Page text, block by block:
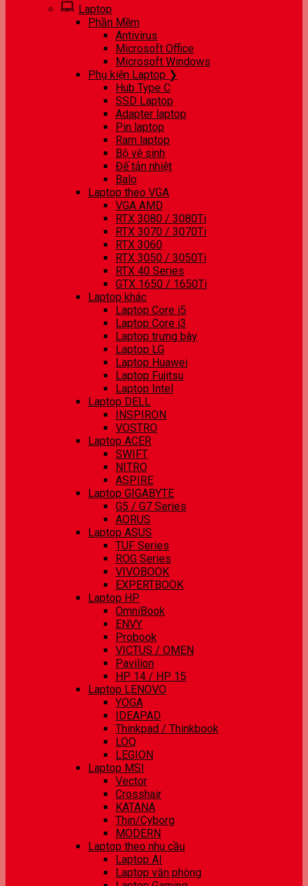
Laptop
Phần Mềm
Antivirus
Microsoft Office
Microsoft Windows
Phụ kiện Laptop ❯
Hub Type C
SSD Laptop
Adapter laptop
Pin laptop
Ram laptop
Bộ vệ sinh
Đế tản nhiệt
Balo
Laptop theo VGA
VGA AMD
RTX 3080 / 3080Ti
RTX 3070 / 3070Ti
RTX 3060
RTX 3050 / 3050Ti
RTX 40 Series
GTX 1650 / 1650Ti
Laptop khác
Laptop Core i5
Laptop Core i3
Laptop trưng bày
Laptop LG
Laptop Huawei
Laptop Fujitsu
Laptop Intel
Laptop DELL
INSPIRON
VOSTRO
Laptop ACER
SWIFT
NITRO
ASPIRE
Laptop GIGABYTE
G5 / G7 Series
AORUS
Laptop ASUS
TUF Series
ROG Series
VIVOBOOK
EXPERTBOOK
Laptop HP
OmniBook
ENVY
Probook
VICTUS / OMEN
Pavilion
HP 14 / HP 15
Laptop LENOVO
YOGA
IDEAPAD
Thinkpad / Thinkbook
LOQ
LEGION
Laptop MSI
Vector
Crosshair
KATANA
Thin/Cyborg
MODERN
Laptop theo nhu cầu
Laptop AI
Laptop văn phòng